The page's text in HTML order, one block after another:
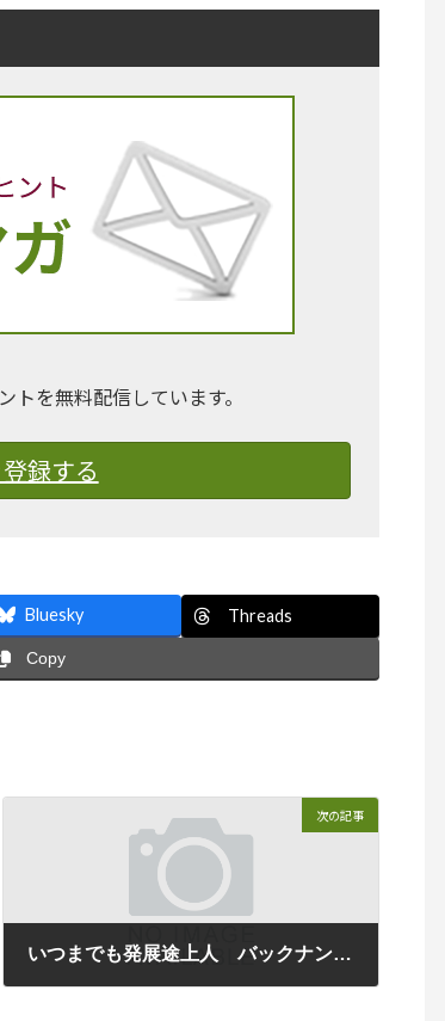
トを無料配信しています。
録する
Bluesky Threads
Copy
次の記事
いつまでも発展途上人 バックナンバー2021年８月（２）男女の違いを知るだけで関係性が改善する可能性がある